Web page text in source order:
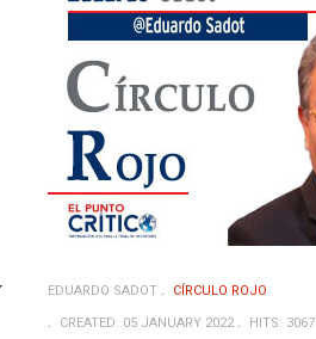
EDUARDO SADOT
CÍRCULO ROJO
CREATED: 05 JANUARY 2022
HITS: 3067